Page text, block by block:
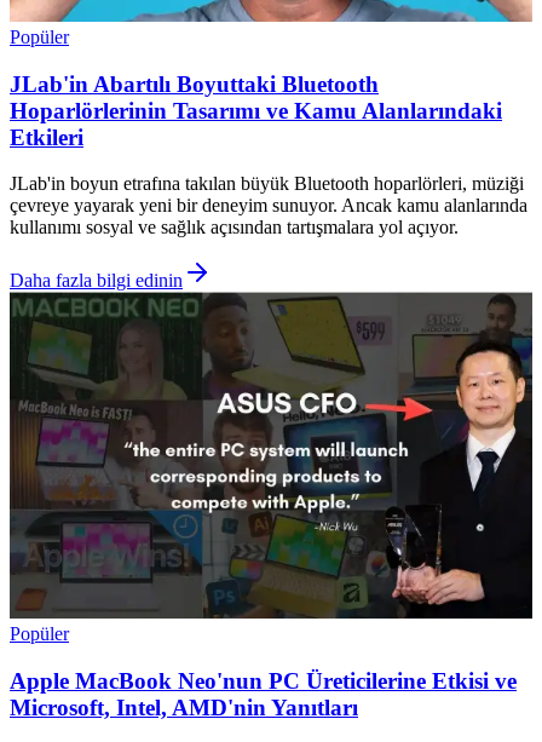
Popüler
JLab'in Abartılı Boyuttaki Bluetooth
Hoparlörlerinin Tasarımı ve Kamu Alanlarındaki
Etkileri
JLab'in boyun etrafına takılan büyük Bluetooth hoparlörleri, müziği
çevreye yayarak yeni bir deneyim sunuyor. Ancak kamu alanlarında
kullanımı sosyal ve sağlık açısından tartışmalara yol açıyor.
Daha fazla bilgi edinin
Popüler
Apple MacBook Neo'nun PC Üreticilerine Etkisi ve
Microsoft, Intel, AMD'nin Yanıtları